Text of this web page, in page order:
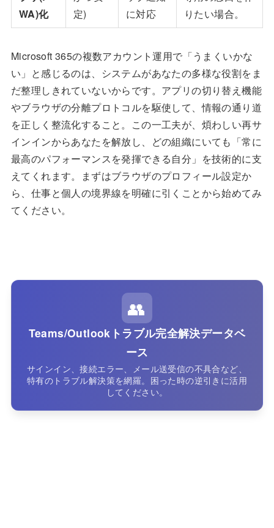
WA)化
定)
に対応
りたい場合。
Microsoft 365の複数アカウント運用で「うまくいかな
い」と感じるのは、システムがあなたの多様な役割をま
だ整理しきれていないからです。アプリの切り替え機能
やブラウザの分離プロトコルを駆使して、情報の通り道
を正しく整流化すること。この一工夫が、煩わしい再サ
インインからあなたを解放し、どの組織にいても「常に
最高のパフォーマンスを発揮できる自分」を技術的に支
えてくれます。まずはブラウザのプロフィール設定か
ら、仕事と個人の境界線を明確に引くことから始めてみ
てください。
👥
Teams/Outlookトラブル完全解決データベ
ース
サインイン、接続エラー、メール送受信の不具合など、
特有のトラブル解決策を網羅。困った時の逆引きに活用
してください。